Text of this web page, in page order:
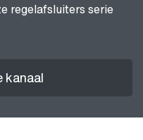
regelafsluiters serie
kanaal